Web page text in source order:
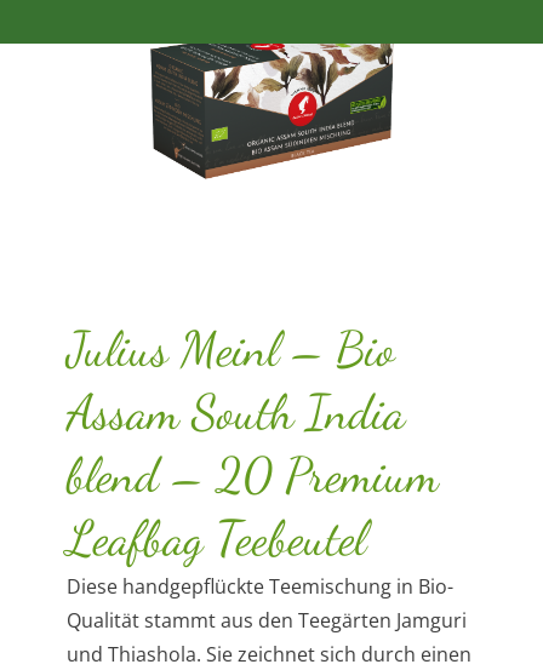
Julius Meinl – Bio
Assam South India
blend – 20 Premium
Leafbag Teebeutel
Diese handgepflückte Teemischung in Bio-
Qualität stammt aus den Teegärten Jamguri
und Thiashola. Sie zeichnet sich durch einen